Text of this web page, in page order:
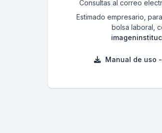
Consultas al correo
Estimado empresario,
bolsa laboral,
Manual de uso